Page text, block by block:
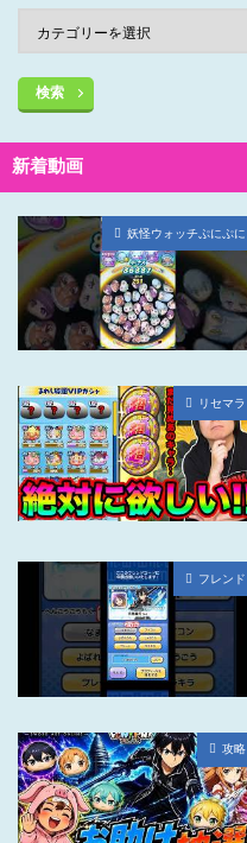
検索
新着動画
妖怪ウォッチぷにぷに
リセマラ
フレンド
攻略